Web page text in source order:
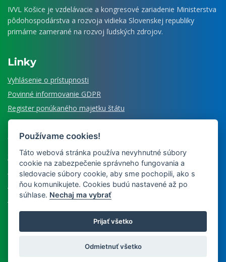
IVVL Košice je vzdelávacie a kongresové zariadenie Ministerstva
pôdohospodárstva a rozvoja vidieka Slovenskej republiky
primárne zamerané na rozvoj ľudských zdrojov.
Linky
Vyhlásenie o prístupnosti
Povinné informovanie GDPR
Register ponúkaného majetku štátu
Čo ešte ponúkame
Senzorické laboratórium
Múzeum veterinárnej medicíny
Nájdete u nás
Edícia Historiae medicinae vet.
pôdohospodárstva a inovácií| Správca obsahu Inštitút
Používame cookies!
Táto webová stránka používa nevyhnutné súbory
cookie na zabezpečenie správneho fungovania a
sledovacie súbory cookie, aby sme pochopili, ako s
ňou komunikujete. Cookies budú nastavené až po
súhlase. Nechaj ma vybrať
Prijať všetko
Odmietnuť všetko